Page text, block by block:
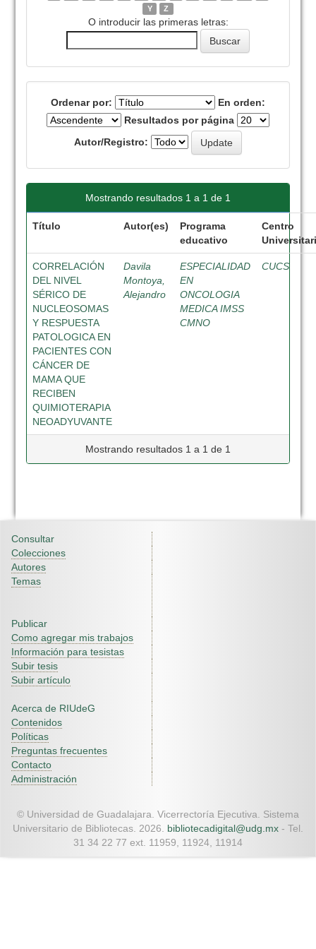
Y
Z
O introducir las primeras letras:
Ordenar por:
En orden:
Resultados por página
Autor/Registro:
Mostrando resultados 1 a 1 de 1
Título Autor(es)
Programa
educativo
Centro
CORRELACIÓN
DEL NIVEL
SÉRICO DE
NUCLEOSOMAS
Y RESPUESTA
PATOLOGICA EN
PACIENTES CON
CÁNCER DE
MAMA QUE
RECIBEN
QUIMIOTERAPIA
NEOADYUVANTE
Davila
Montoya,
Alejandro
ESPECIALIDAD
EN
ONCOLOGIA
MEDICA IMSS
CMNO
CUCS
Mostrando resultados 1 a 1 de 1
Consultar
Colecciones
Autores
Temas
Publicar
Como agregar mis trabajos
Información para tesistas
Subir tesis
Subir artículo
Acerca de RIUdeG
Contenidos
Políticas
Preguntas frecuentes
Contacto
Administración
© Universidad de Guadalajara. Vicerrectoría Ejecutiva. Sistema
Universitario de Bibliotecas. 2026. bibliotecadigital@udg.mx - Tel.
31 34 22 77 ext. 11959, 11924, 11914